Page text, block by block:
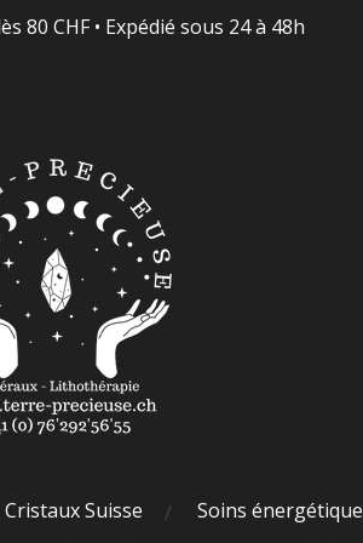
80 CHF • Expédié sous 24 à 48h
Cristaux Suisse Soins énergétique